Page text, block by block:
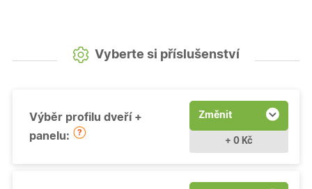
Vyberte si příslušenství
Výběr profilu dveří +
panelu:
Změnit
+ 0 Kč